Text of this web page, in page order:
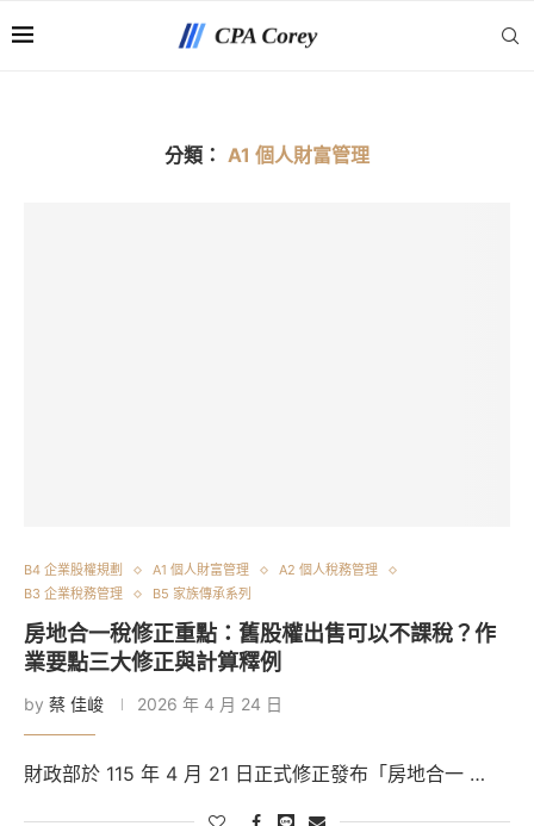
分類： A1 個人財富管理
B4 企業股權規劃 A1 個人財富管理
A2 個人稅務管理
B3 企業稅務管理
B5 家族傳承系列
房地合一稅修正重點：舊股權出售可以不課稅？作
業要點三大修正與計算釋例
by 蔡 佳峻 2026 年 4 月 24 日
財政部於 115 年 4 月 21 日正式修正發布「房地合一 …